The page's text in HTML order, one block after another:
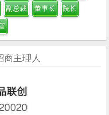
副总裁 董事长 院长
商主理人